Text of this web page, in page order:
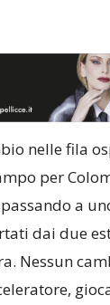
nelle fila
per
a
dai due
Nessun